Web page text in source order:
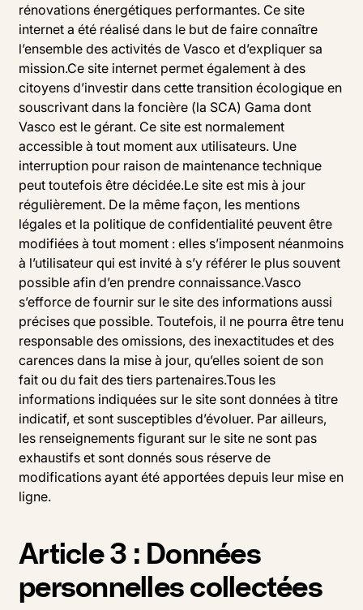
rénovations énergétiques performantes. Ce site
internet a été réalisé dans le but de faire connaître
l’ensemble des activités de Vasco et d’expliquer sa
mission.Ce site internet permet également à des
citoyens d’investir dans cette transition écologique en
souscrivant dans la foncière (la SCA) Gama dont
Vasco est le gérant. Ce site est normalement
accessible à tout moment aux utilisateurs. Une
interruption pour raison de maintenance technique
peut toutefois être décidée.Le site est mis à jour
régulièrement. De la même façon, les mentions
légales et la politique de confidentialité peuvent être
modifiées à tout moment : elles s’imposent néanmoins
à l’utilisateur qui est invité à s’y référer le plus souvent
possible afin d’en prendre connaissance.Vasco
s’efforce de fournir sur le site des informations aussi
précises que possible. Toutefois, il ne pourra être tenu
responsable des omissions, des inexactitudes et des
carences dans la mise à jour, qu’elles soient de son
fait ou du fait des tiers partenaires.Tous les
informations indiquées sur le site sont données à titre
indicatif, et sont susceptibles d’évoluer. Par ailleurs,
les renseignements figurant sur le site ne sont pas
exhaustifs et sont donnés sous réserve de
modifications ayant été apportées depuis leur mise en
ligne.
Article 3 : Données
personnelles collectées